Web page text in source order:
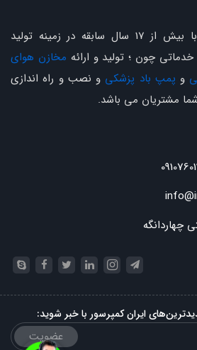
با بیش از 17 سال سابقه در زمینه تولید
خدماتی چون ؛ تولید و ارائه مخازن هوای
و پمپ باد پزشکی و نصب و راه اندازی
مشتریان می باشد.
چهاردانگه
ایران کمپرسور با خبر شوید:
عضویت